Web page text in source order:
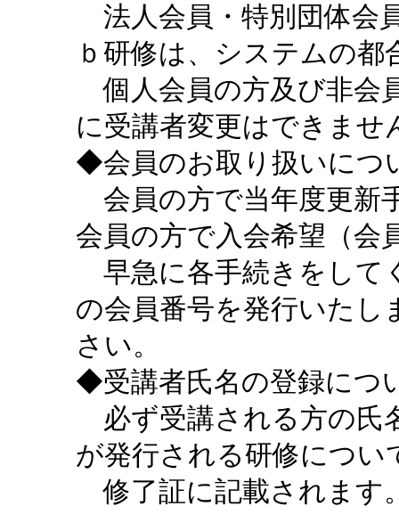
法人会員・特別団体会
ｂ研修は、システムの
個人会員の方及び非会
に受講者変更はできませ
◆会員のお取り扱いにつ
会員の方で当年度更新
会員の方で入会希望（会
早急に各手続きをして
の会員番号を発行いたし
さい。
◆受講者氏名の登録につ
必ず受講される方の氏
が発行される研修につい
修了証に記載されます